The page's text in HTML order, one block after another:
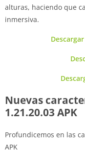
alturas, haciendo que
inmersiva.
Nuevas
1.21.20.03 APK
Profundicemos en las
APK